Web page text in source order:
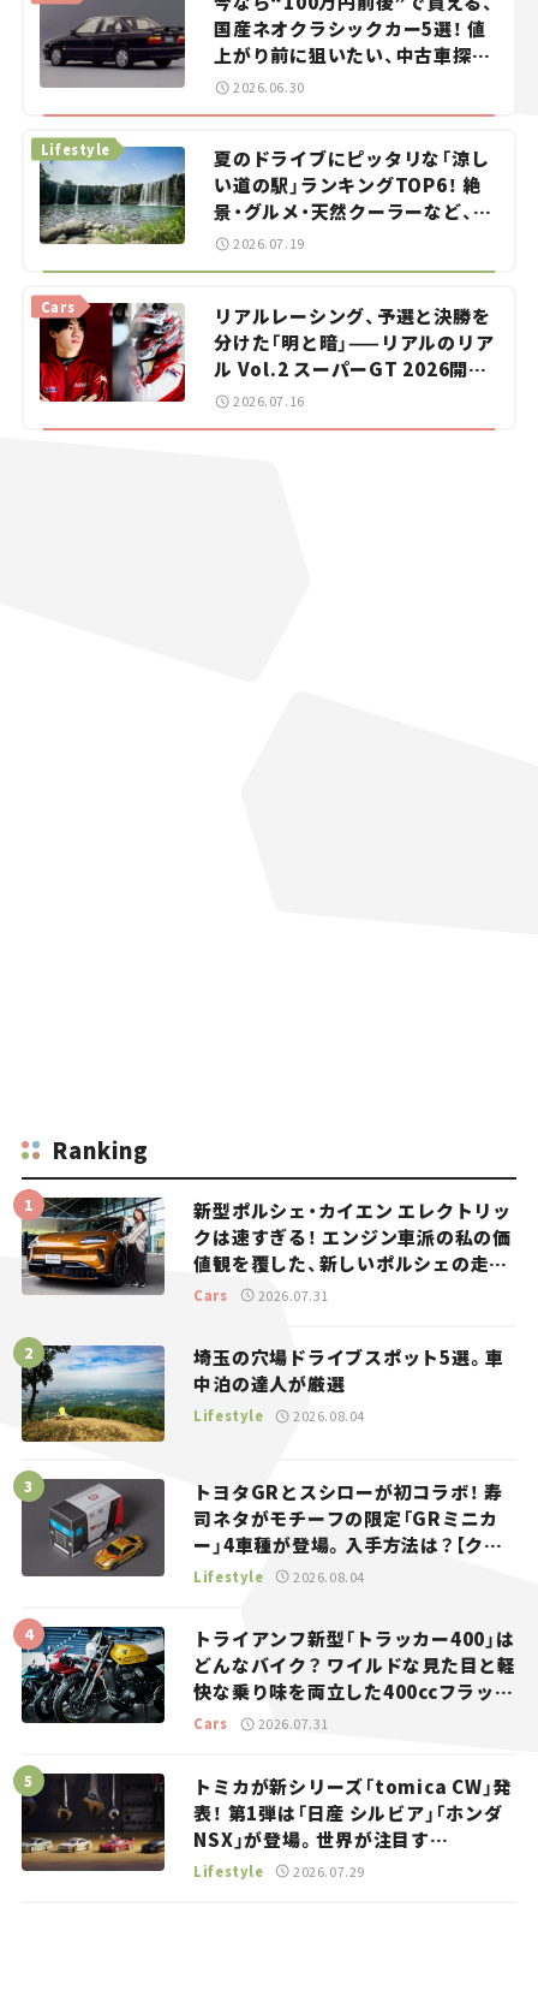
国産ネオクラシックカー5選！ 値
上がり前に狙いたい、中古車探し
をお手伝い――ちょっとイケてるマ
2026.06.30
夏のドライブにピッタリな「涼し
い道の駅」ランキングTOP6！ 絶
景・グルメ・天然クーラーなど、避
暑におすすめのスポットを紹介
【道の駅マニアの推し駅ガイド】
Lifestyle
2026.07.19
リアルレーシング、予選と決勝を
分けた「明と暗」——リアルのリア
ル Vol.2 スーパーGT 2026開幕
戦 岡山国際サーキット
Cars
2026.07.16
Ranking
新型ポルシェ・カイエン エレクトリッ
クは速すぎる！ エンジン車派の私の価
値観を覆した、新しいポルシェの走
り。
Cars 2026.07.31
埼玉の穴場ドライブスポット5選。車
中泊の達人が厳選
Lifestyle 2026.08.04
トヨタGRとスシローが初コラボ！ 寿
司ネタがモチーフの限定「GRミニカ
ー」4車種が登場。入手方法は？【クル
マとホビー】
Lifestyle 2026.08.04
トライアンフ新型「トラッカー400」は
どんなバイク？ ワイルドな見た目と軽
快な乗り味を両立した400ccフラット
トラッカー【試乗レビュー】
Cars 2026.07.31
トミカが新シリーズ「tomica CW」発
表！ 第1弾は「日産 シルビア」「ホンダ
NSX」が登場。世界が注目す
る“JDM”に焦点【クルマとホビー】
Lifestyle 2026.07.29